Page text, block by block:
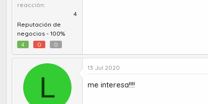
reacción
4
Reputación de
negocios - 100%
4
0 0
L
13 Jul 2020
me interesa!!!!